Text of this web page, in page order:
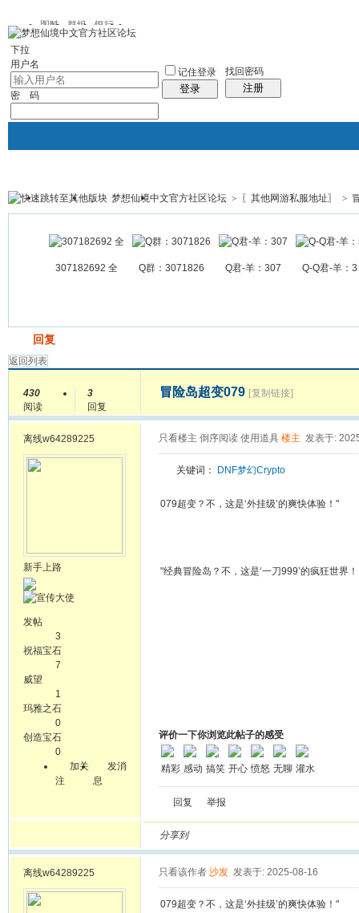
图酷 群组 银行
下拉
用户名
密 码
记住登录
登录
找回密码
注册
银行 群组聚合 我的空间
帖子
梦想仙境中文官方社区论坛 > 〖其他网游私服地址〗 >
307182692 全 Q群：3071826 Q君-羊：307 Q-Q君-羊：3
回复
返回列表
430
阅读
3
回复
冒险岛超变079 [复制链接]
离线w64289225
新手上路
发帖
3
祝福宝石
7
威望
1
玛雅之石
0
创造宝石
0
加关
注
发消
息
只看楼主 倒序阅读 使用道具 楼主 发表于:
关键词： DNF梦幻Crypto
079超变？不，这是‘外挂级’的爽快体验！"
"经典冒险岛？不，这是‘一刀999’的疯狂世界
评价一下你浏览此帖子的感受
精彩 感动 搞笑 开心 愤怒 无聊 灌水
回复 举报
分享到
离线w64289225 只看该作者 沙发 发表于: 2025-08-16
079超变？不，这是‘外挂级’的爽快体验！"